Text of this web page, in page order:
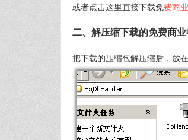
或者点击这里直接下载免费商
二、解压缩下载的免费商
把下载的压缩包解压缩后，放